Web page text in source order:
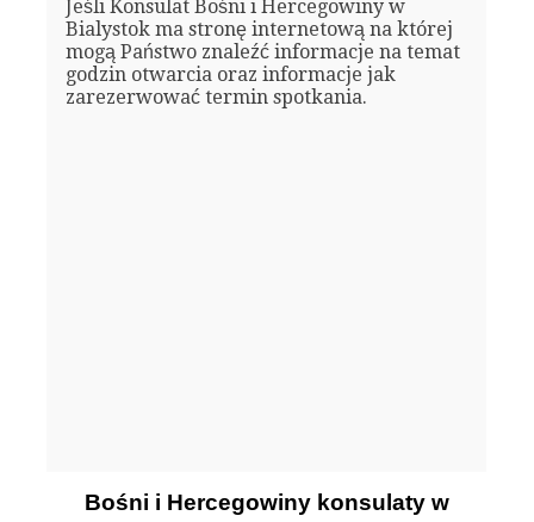
Jeśli Konsulat Bośni i Hercegowiny w
Bialystok ma stronę internetową na której
mogą Państwo znaleźć informacje na temat
godzin otwarcia oraz informacje jak
zarezerwować termin spotkania.
Bośni i Hercegowiny konsulaty w